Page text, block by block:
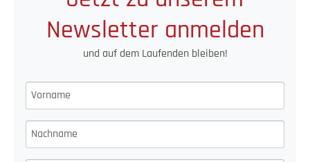
Newsletter anmelden
und auf dem Laufenden bleiben!